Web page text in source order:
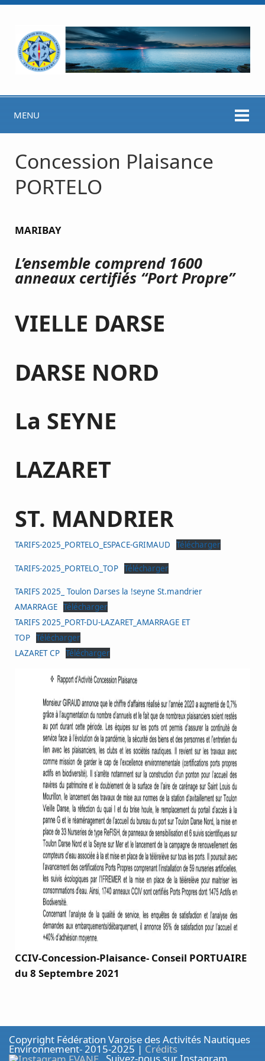
MENU
Concession Plaisance
PORTELO
MARIBAY
L’ensemble comprend 1600
anneaux certifiés “Port Propre”
VIELLE DARSE
DARSE NORD
La SEYNE
LAZARET
ST. MANDRIER
TARIFS-2025_PORTELO_ESPACE-GRIMAUD Télécharger
TARIFS-2025_PORTELO_TOP Télécharger
TARIFS 2025_ Toulon Darses la !seyne St.mandrier
AMARRAGE Télécharger
TARIFS 2025_PORT-DU-LAZARET_AMARRAGE ET
TOP Télécharger
LAZARET CP Télécharger
CCIV-Concession-Plaisance- Conseil PORTUAIRE
du 8 Septembre 2021
Copyright Fédération Varoise des Activités Nautiques
Environnement- 2015-2025 | Crédits